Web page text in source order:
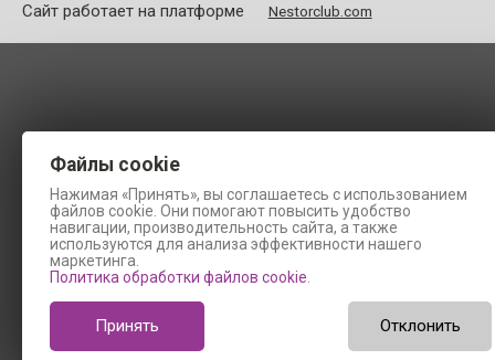
Сайт работает на платформе Nestorclub.com
Файлы cookie
Нажимая «Принять», вы соглашаетесь с использованием
файлов cookie. Они помогают повысить удобство
навигации, производительность сайта, а также
используются для анализа эффективности нашего
маркетинга.
Политика обработки файлов cookie.
Принять Отклонить